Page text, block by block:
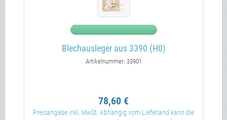
Blechausleger aus 3390 (H0)
Artikelnummer: 33901
78,60 €
Preisangabe inkl. MwSt. Abhängig vom Lieferland kann die